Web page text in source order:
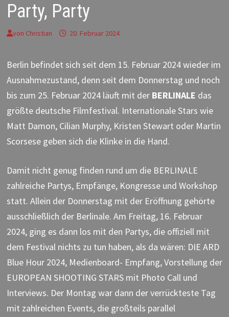
Party, Party
von Christian 20. Februar 2024
Berlin befindet sich seit dem 15. Februar 2024 wieder im
Ausnahmezustand, denn seit dem Donnerstag und noch
bis zum 25. Februar 2024 läuft mit der BERLINALE das
größte deutsche Filmfestival. Internationale Stars wie
Matt Damon, Cilian Murphy, Kristen Stewart oder Martin
Scorsese geben sich die Klinke in die Hand.
Damit nicht genug finden rund um die BERLINALE
zahlreiche Partys, Empfänge, Kongresse und Workshop
statt. Allein der Donnerstag mit der Eröffnung gehörte
ausschließlich der Berlinale. Am Freitag, 16. Februar
2024, ging es dann los mit den Partys, die offiziell mit
dem Festival nichts zu tun haben, als da wären: DIE ARD
Blue Hour 2024, Medienboard- Empfang, Vorstellung der
EUROPEAN SHOOTING STARS mit Photo Call und
Interviews. Der Montag war dann der verrückteste Tag
mit zahlreichen Events, die großteils parallel